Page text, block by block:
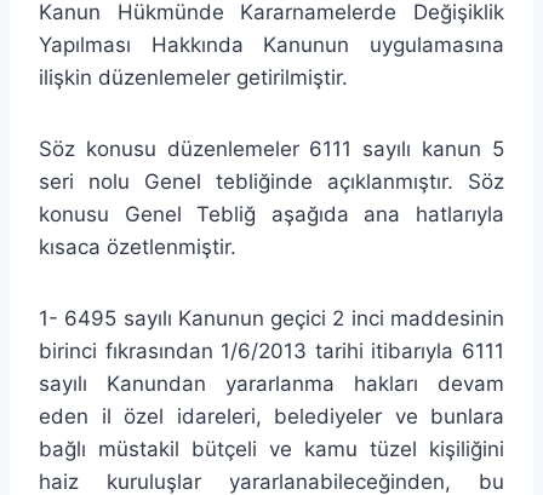
Kanun Hükmünde Kararnamelerde Değişiklik
Yapılması Hakkında Kanunun uygulamasına
ilişkin düzenlemeler getirilmiştir.
Söz konusu düzenlemeler 6111 sayılı kanun 5
seri nolu Genel tebliğinde açıklanmıştır. Söz
konusu Genel Tebliğ aşağıda ana hatlarıyla
kısaca özetlenmiştir.
1- 6495 sayılı Kanunun geçici 2 inci maddesinin
birinci fıkrasından 1/6/2013 tarihi itibarıyla 6111
sayılı Kanundan yararlanma hakları devam
eden il özel idareleri, belediyeler ve bunlara
bağlı müstakil bütçeli ve kamu tüzel kişiliğini
haiz kuruluşlar yararlanabileceğinden, bu